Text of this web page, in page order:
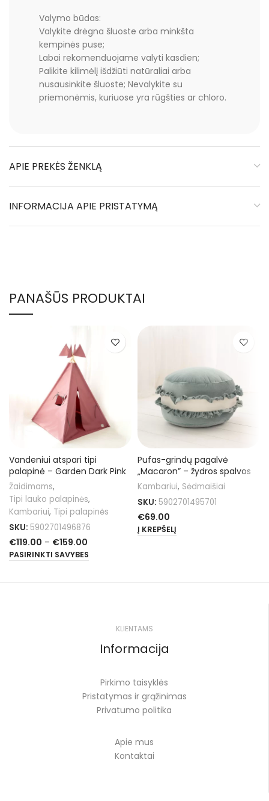
Valymo būdas:
Valykite drėgna šluoste arba minkšta
kempinės puse;
Labai rekomenduojame valyti kasdien;
Palikite kilimėlį išdžiūti natūraliai arba
nusausinkite šluoste; Nevalykite su
priemonėmis, kuriuose yra rūgšties ar chloro.
APIE PREKĖS ŽENKLĄ
INFORMACIJA APIE PRISTATYMĄ
PANAŠŪS PRODUKTAI
Vandeniui atspari tipi
palapinė – Garden Dark Pink
Žaidimams,
Tipi lauko palapinės,
Kambariui, Tipi palapinės
SKU: 5902701496876
€119.00 – €159.00
PASIRINKTI SAVYBES
Pufas-grindų pagalvė
„Macaron” – žydros spalvos
Kambariui, Sėdmaišiai
SKU: 5902701495701
€69.00
Į KREPŠELĮ
KLIENTAMS
Informacija
Pirkimo taisyklės
Pristatymas ir grąžinimas
Privatumo politika
Apie mus
Kontaktai